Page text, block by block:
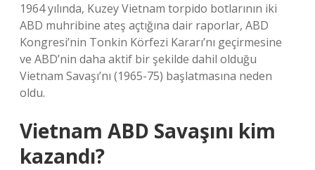
1964 yılında, Kuzey Vietnam torpido botlarının iki
ABD muhribine ateş açtığına dair raporlar, ABD
Kongresi’nin Tonkin Körfezi Kararı’nı geçirmesine
ve ABD’nin daha aktif bir şekilde dahil olduğu
Vietnam Savaşı’nı (1965-75) başlatmasına neden
oldu.
Vietnam ABD Savaşını kim
kazandı?